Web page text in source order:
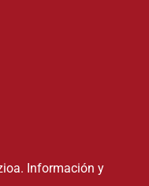
Información y